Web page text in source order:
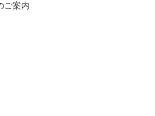
ご案内